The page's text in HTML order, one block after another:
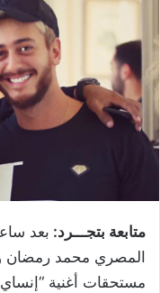
متابعة بتجـــرد: بعد
المصري محمد رمضان
مستحقات أغنية